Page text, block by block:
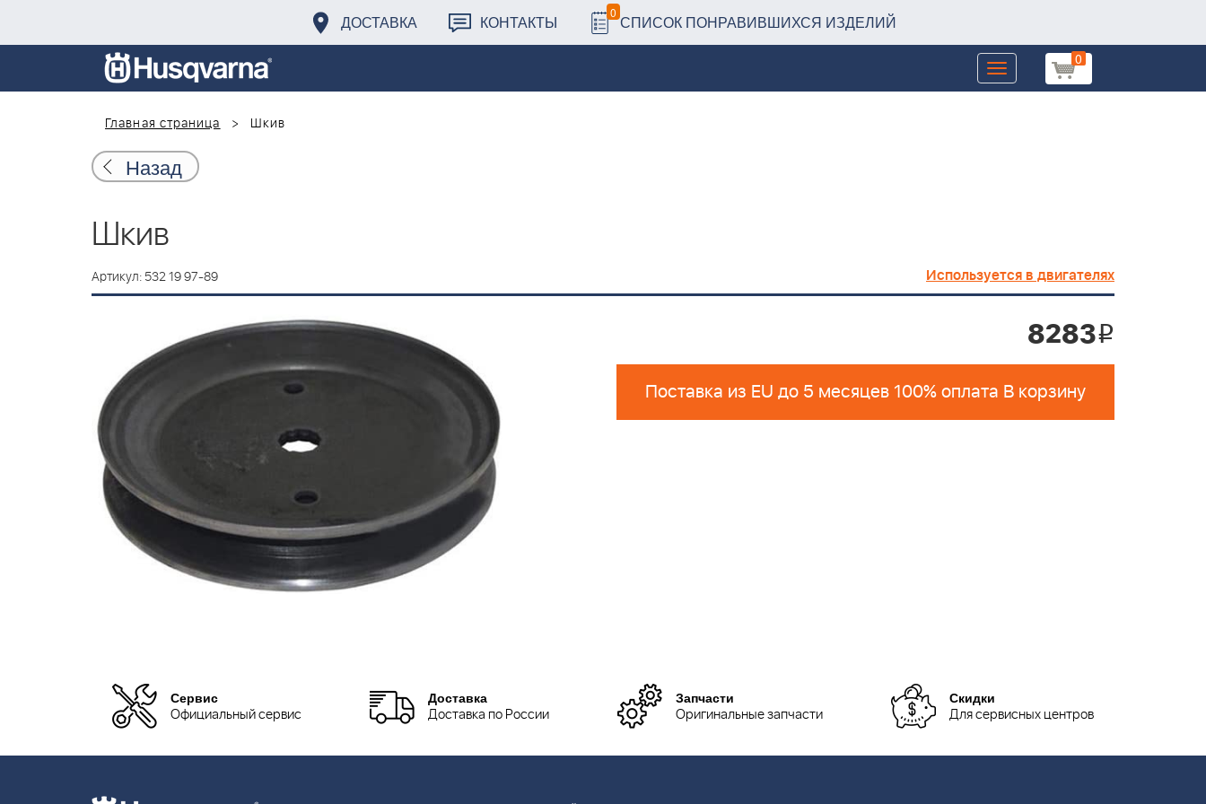
ДОСТАВКА КОНТАКТЫ 0 СПИСОК ПОНРАВИВШИХСЯ ИЗДЕЛИЙ
0
Toggle
navigation
Главная страница
Шкив
Назад
Шкив
Артикул: 532 19 97-89 Используется в двигателях
8283i
Поставка из EU до 5 месяцев 100% оплата В корзину
Сервис
Официальный сервис
Доставка
Доставка по России
Запчасти
Оригинальные запчасти
Скидки
Для сервисных центров